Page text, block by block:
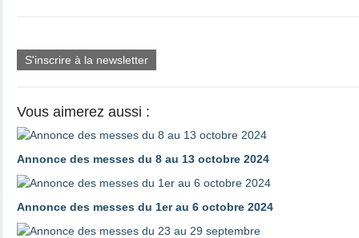
S'inscrire à la newsletter
Vous aimerez aussi :
Annonce des messes du 8 au 13 octobre 2024
Annonce des messes du 1er au 6 octobre 2024